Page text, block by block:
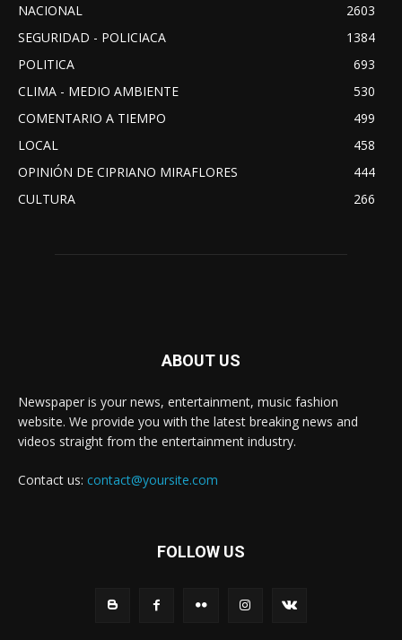
NACIONAL
2603
SEGURIDAD - POLICIACA
1384
POLITICA
693
CLIMA - MEDIO AMBIENTE
530
COMENTARIO A TIEMPO
499
LOCAL
458
OPINIÓN DE CIPRIANO MIRAFLORES
444
CULTURA
266
ABOUT US
Newspaper is your news, entertainment, music fashion
website. We provide you with the latest breaking news and
videos straight from the entertainment industry.
Contact us: contact@yoursite.com
FOLLOW US